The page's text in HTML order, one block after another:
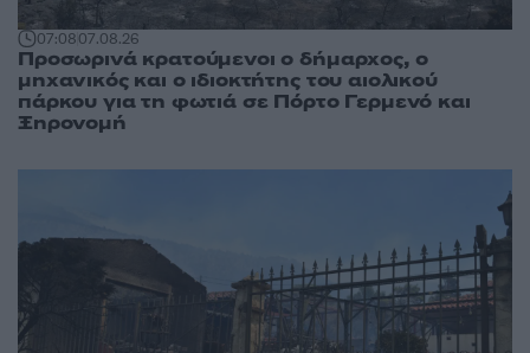
07:0807.08.26
Προσωρινά κρατούμενοι ο δήμαρχος, ο
μηχανικός και ο ιδιοκτήτης του αιολικού
πάρκου για τη φωτιά σε Πόρτο Γερμενό και
Ξηρονομή